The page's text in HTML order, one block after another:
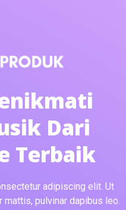
Dari
Terbaik
adipiscing elit. Ut
pulvinar dapibus leo.